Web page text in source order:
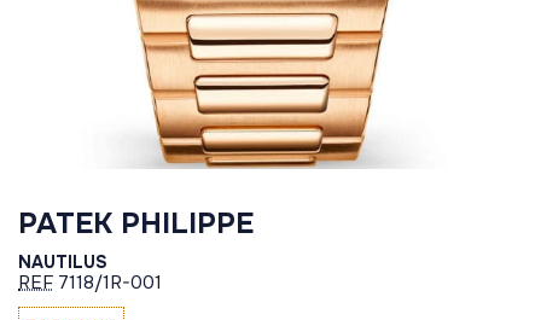
PATEK PHILIPPE
NAUTILUS
REF 7118/1R-001